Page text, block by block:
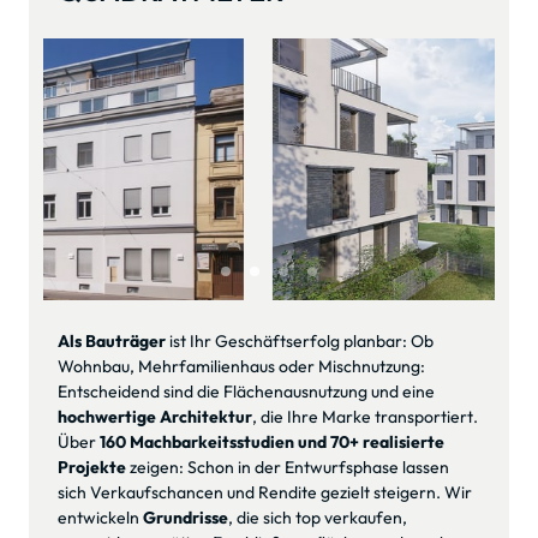
Slide 2 of 4
Als Bauträger ist Ihr Geschäftserfolg planbar: Ob
Wohnbau, Mehrfamilienhaus oder Mischnutzung:
hochwertige Architektur, die Ihre Marke transportiert.
Über 160 Machbarkeitsstudien und 70+ realisierte
Projekte zeigen: Schon in der Entwurfsphase lassen
sich Verkaufschancen und Rendite gezielt steigern. Wir
entwickeln Grundrisse, die sich top verkaufen,